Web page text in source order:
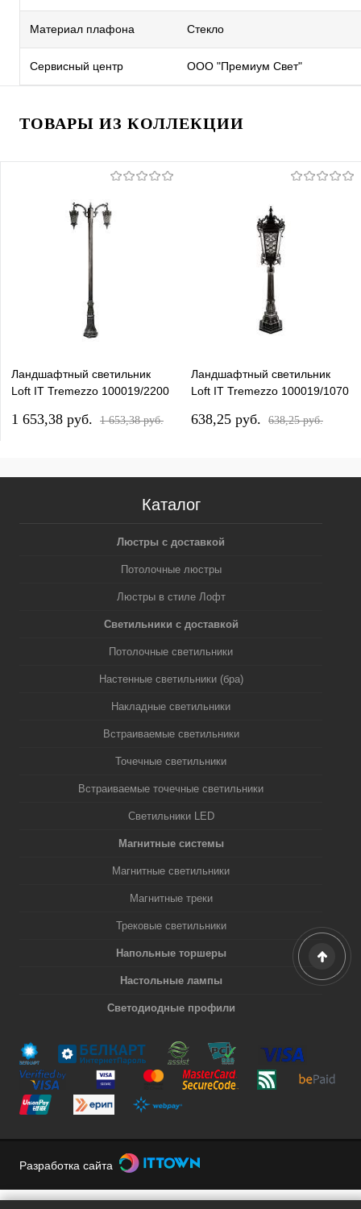
Материал плафона Стекло
Сервисный центр ООО "Премиум Свет"
ТОВАРЫ ИЗ КОЛЛЕКЦИИ
Ландшафтный светильник
Loft IT Tremezzo 100019/2200
1 653,38 pуб. 1 653,38 pуб.
Ландшафтный светильник
Loft IT Tremezzo 100019/1070
638,25 pуб. 638,25 pуб.
Каталог
Люстры с доставкой
Потолочные люстры
Люстры в стиле Лофт
Светильники с доставкой
Потолочные светильники
Настенные светильники (бра)
Накладные светильники
Встраиваемые светильники
Точечные светильники
Встраиваемые точечные светильники
Светильники LED
Магнитные системы
Магнитные светильники
Магнитные треки
Трековые светильники
Напольные торшеры
Настольные лампы
Светодиодные профили
Разработка сайта